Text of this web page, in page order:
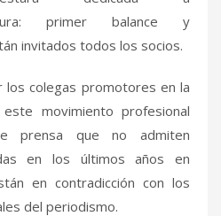
primer balance y
invitados todos los socios.
los colegas promotores en la
movimiento profesional
prensa que no admiten
en los últimos años en
en contradicción con los
del periodismo.